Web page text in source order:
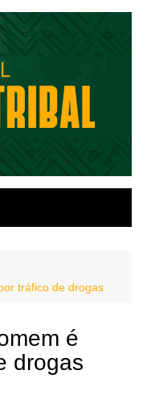
tráfico de drogas
é
drogas